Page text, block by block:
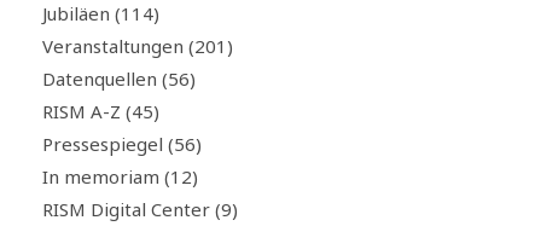
Jubiläen (114)
Veranstaltungen (201)
Datenquellen (56)
RISM A-Z (45)
Pressespiegel (56)
In memoriam (12)
RISM Digital Center (9)